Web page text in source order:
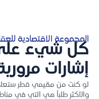
المجموعة الاقتصادية
كل شيء
إشارات
لو كنت من مقيمي قطر
والأكثر طلباً هي التي في